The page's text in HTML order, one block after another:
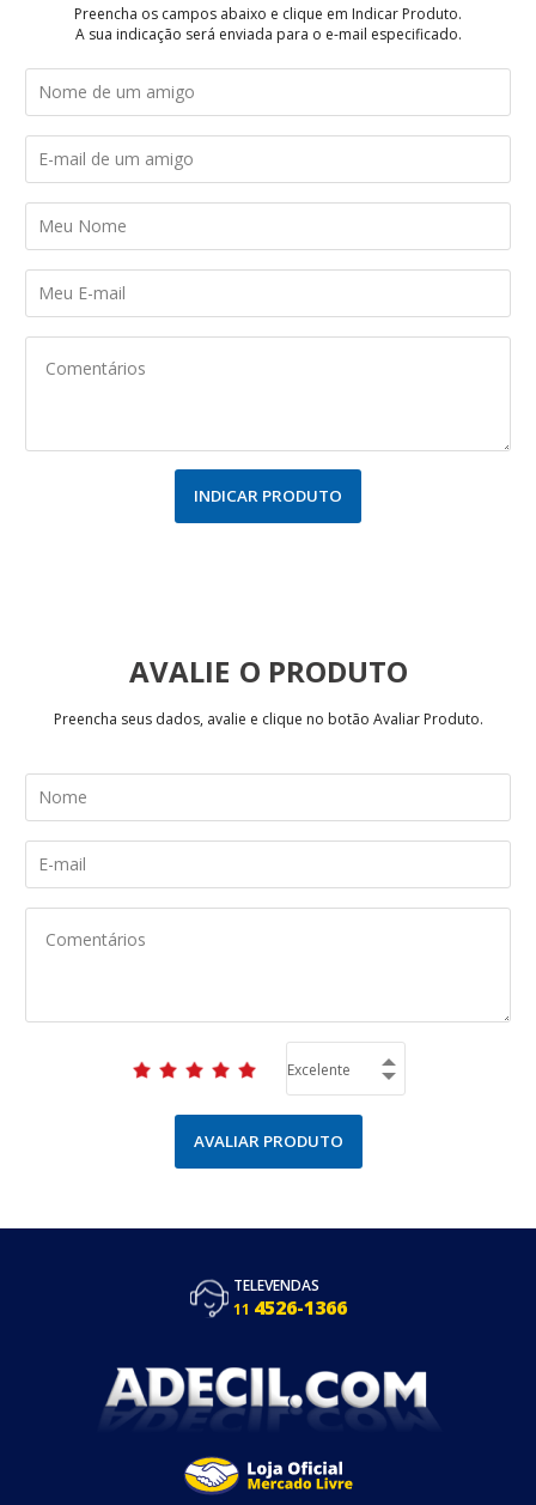
Preencha os campos abaixo e clique em Indicar Produto.
A sua indicação será enviada para o e-mail especificado.
INDICAR PRODUTO
AVALIE
Preencha seus dados, avalie e clique no botão Avaliar Produto.
AVALIAR PRODUTO
TELEVENDAS
11 4526-1366